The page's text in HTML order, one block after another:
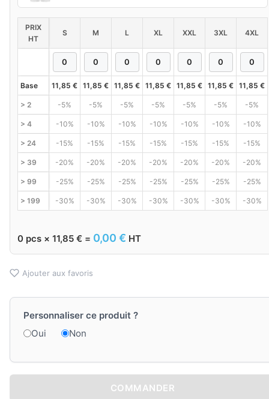
PRIX
HT
S M L XL XXL 3XL 4XL
Base 11,85 € 11,85 € 11,85 € 11,85 € 11,85 € 11,85 € 11,85 €
> 2 -5% -5% -5% -5% -5% -5% -5%
> 4 -10% -10% -10% -10% -10% -10% -10%
> 24 -15% -15% -15% -15% -15% -15% -15%
> 39 -20% -20% -20% -20% -20% -20% -20%
> 99 -25% -25% -25% -25% -25% -25% -25%
> 199 -30% -30% -30% -30% -30% -30% -30%
0 pcs × 11,85 € = 0,00 € HT
Ajouter aux favoris
Personnaliser ce produit ?
Oui
Non
COMMANDER